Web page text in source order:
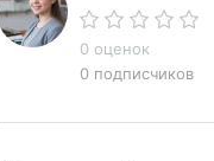
0 оценок
0 подписчиков